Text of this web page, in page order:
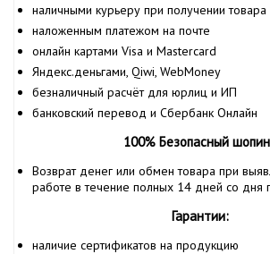
наличными курьеру при получении товара
наложенным платежом на почте
онлайн картами Visa и Mastercard
Яндекс.деньгами, Qiwi, WebMoney
безналичный расчёт для юрлиц и ИП
банковский перевод и Сбербанк Онлайн
100% Безопасный
Возврат денег или обмен товара при
работе в течение полных 14 дней со дня
Гарантии:
наличие сертификатов на продукцию